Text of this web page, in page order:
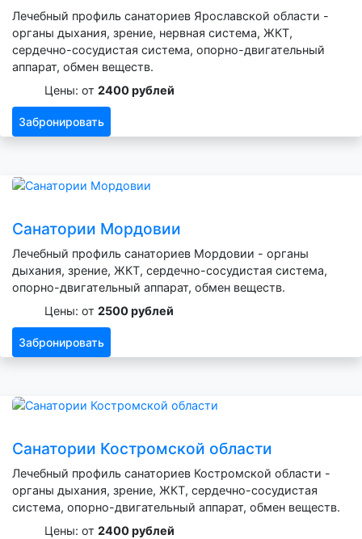
Лечебный профиль санаториев Ярославской области -
органы дыхания, зрение, нервная система, ЖКТ,
сердечно-сосудистая система, опорно-двигательный
аппарат, обмен веществ.
Цены: от 2400 рублей
Забронировать
Санатории Мордовии
Лечебный профиль санаториев Мордовии - органы
дыхания, зрение, ЖКТ, сердечно-сосудистая система,
опорно-двигательный аппарат, обмен веществ.
Цены: от 2500 рублей
Забронировать
Санатории Костромской области
Лечебный профиль санаториев Костромской области -
органы дыхания, зрение, ЖКТ, сердечно-сосудистая
система, опорно-двигательный аппарат, обмен веществ.
Цены: от 2400 рублей